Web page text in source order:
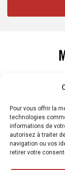
Pour vous offrir la
technologies
informations de
autorisez à traiter
navigation ou vos
retirer votre
© 2026 -